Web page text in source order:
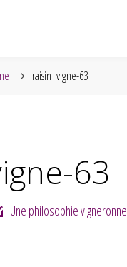
raisin_vigne-63
63
Une philosophie vigneronne